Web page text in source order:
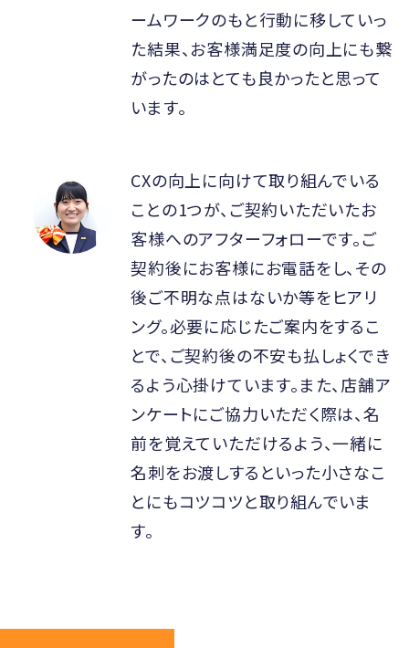
ームワークのもと行動に移していっ
た結果、お客様満足度の向上にも繋
がったのはとても良かったと思って
います。
CXの向上に向けて取り組んでいる
ことの1つが、ご契約いただいたお
客様へのアフターフォローです。ご
契約後にお客様にお電話をし、その
後ご不明な点はないか等をヒアリ
ング。必要に応じたご案内をするこ
とで、ご契約後の不安も払しょくでき
るよう心掛けています。また、店舗ア
ンケートにご協力いただく際は、名
前を覚えていただけるよう、一緒に
名刺をお渡しするといった小さなこ
とにもコツコツと取り組んでいま
す。